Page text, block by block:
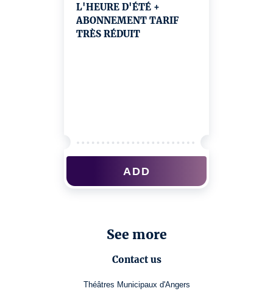
L'HEURE D'ÉTÉ +
ABONNEMENT TARIF
TRÈS RÉDUIT
ADD
See more
Contact us
Théâtres Municipaux d'Angers